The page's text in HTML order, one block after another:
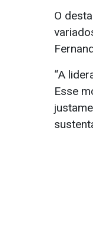
O
“A
Esse